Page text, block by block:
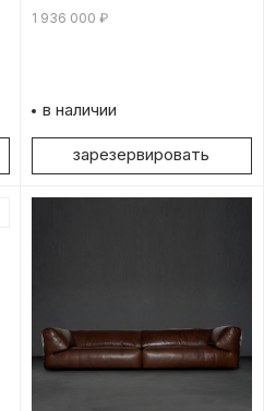
1 936 000 ₽
в наличии
зарезервировать